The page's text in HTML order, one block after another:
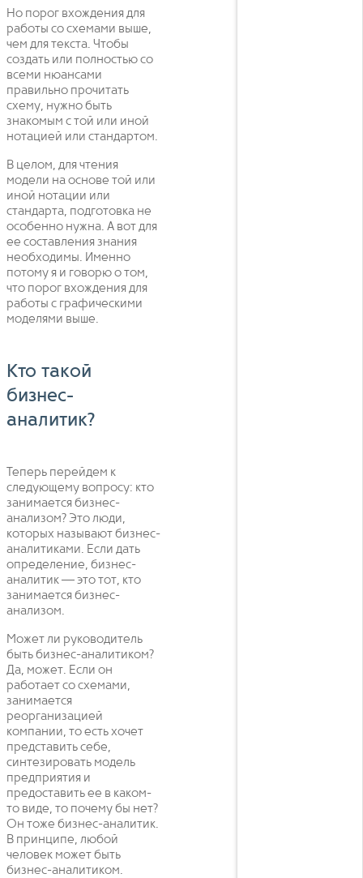
Но порог вхождения для
работы со схемами выше,
чем для текста. Чтобы
создать или полностью со
всеми нюансами
правильно прочитать
схему, нужно быть
знакомым с той или иной
нотацией или стандартом.
В целом, для чтения
модели на основе той или
иной нотации или
стандарта, подготовка не
особенно нужна. А вот для
ее составления знания
необходимы. Именно
потому я и говорю о том,
что порог вхождения для
работы с графическими
моделями выше.
Кто такой
бизнес-
аналитик?
Теперь перейдем к
следующему вопросу: кто
занимается бизнес-
анализом? Это люди,
которых называют бизнес-
аналитиками. Если дать
определение, бизнес-
аналитик — это тот, кто
занимается бизнес-
анализом.
Может ли руководитель
быть бизнес-аналитиком?
Да, может. Если он
работает со схемами,
занимается
реорганизацией
компании, то есть хочет
представить себе,
синтезировать модель
предприятия и
предоставить ее в каком-
то виде, то почему бы нет?
Он тоже бизнес-аналитик.
В принципе, любой
человек может быть
бизнес-аналитиком.